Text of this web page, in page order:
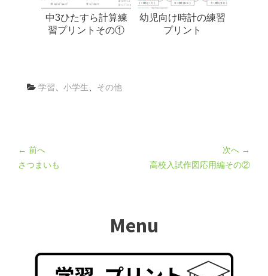
中3ひたすら計算練
習プリントその①
幼児向け時計の練習
プリント
学習、 小学生、 その他
← 前へ
さつまいも
次へ →
高校入試作図応用編その②
Menu